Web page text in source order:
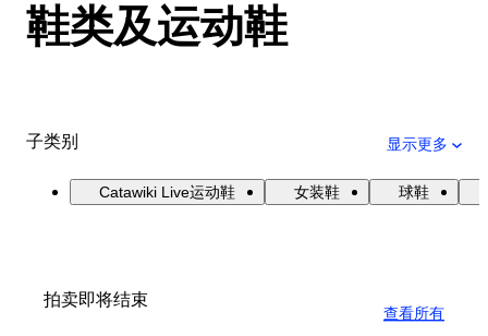
鞋类及运动鞋
子类别 显示更多
Catawiki Live运动鞋 女装鞋 球鞋
拍卖即将结束
查看所有